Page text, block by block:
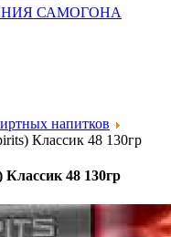
САМОГОНА
напитков
Классик 48 130гр
48 130гр